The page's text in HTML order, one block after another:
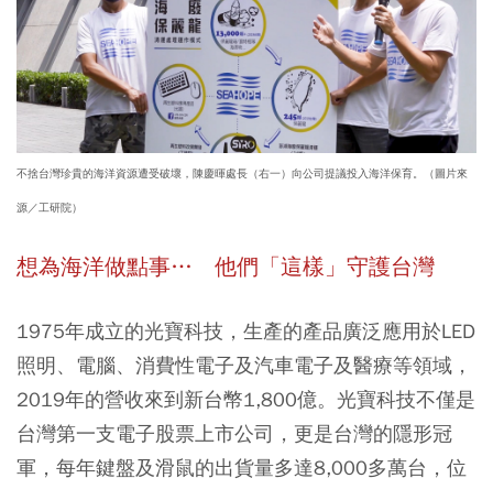
不捨台灣珍貴的海洋資源遭受破壞，陳慶暉處長（右一）向公司提議投入海洋保育。（圖片來
源／工研院）
想為海洋做點事… 他們「這樣」守護台灣
1975年成立的光寶科技，生產的產品廣泛應用於LED
照明、電腦、消費性電子及汽車電子及醫療等領域，
2019年的營收來到新台幣1,800億。光寶科技不僅是
台灣第一支電子股票上市公司，更是台灣的隱形冠
軍，每年鍵盤及滑鼠的出貨量多達8,000多萬台，位